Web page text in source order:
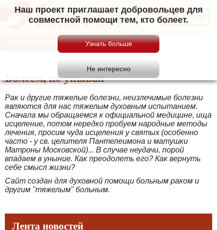
Наш проект приглашает добровольцев для
совместной помощи тем, кто болеет.Меню
Болеем, не унывая
Рак и другие тяжелые болезни, неизлечимые болезни
являются для нас тяжелым духовным испытанием.
Сначала мы обращаемся к официальной медицине, ища
исцеление, потом нередко пробуем народные методы
лечения, просим чуда исцеления у святых (особенно
часто - у св. целителя Пантелеимона и матушки
Матроны Московской)... В случае неудачи, порой
впадаем в уныние. Как преодолеть его? Как вернуть
себе смысл жизни?
Сайт создан для духовной помощи больным раком и
другим "тяжелым" больным.
Лента новостей